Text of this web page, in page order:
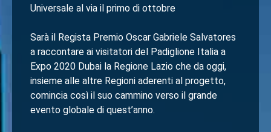
Universale al via il primo di ottobre
Sarà il Regista Premio Oscar Gabriele Salvatores
a raccontare ai visitatori del Padiglione Italia a
Expo 2020 Dubai la Regione Lazio che da oggi,
insieme alle altre Regioni aderenti al progetto,
comincia così il suo cammino verso il grande
evento globale di quest’anno.